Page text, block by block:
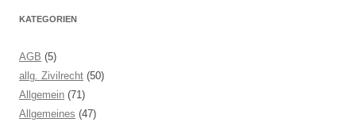
KATEGORIEN
AGB (5)
allg. Zivilrecht (50)
Allgemein (71)
Allgemeines (47)